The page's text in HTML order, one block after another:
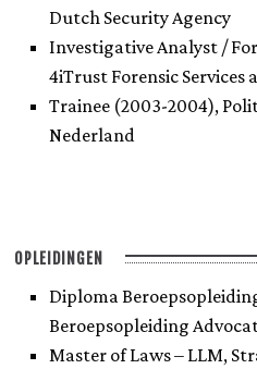
Dutch Security Agency
Investigative Analyst /
4iTrust Forensic Services
Trainee (2003-2004),
Nederland
OPLEIDINGEN
Diploma
Beroepsopleiding
Master of Laws – LLM,